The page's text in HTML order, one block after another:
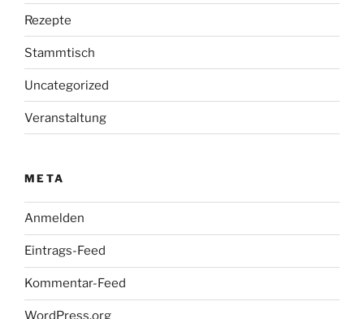
Rezepte
Stammtisch
Uncategorized
Veranstaltung
META
Anmelden
Eintrags-Feed
Kommentar-Feed
WordPress.org